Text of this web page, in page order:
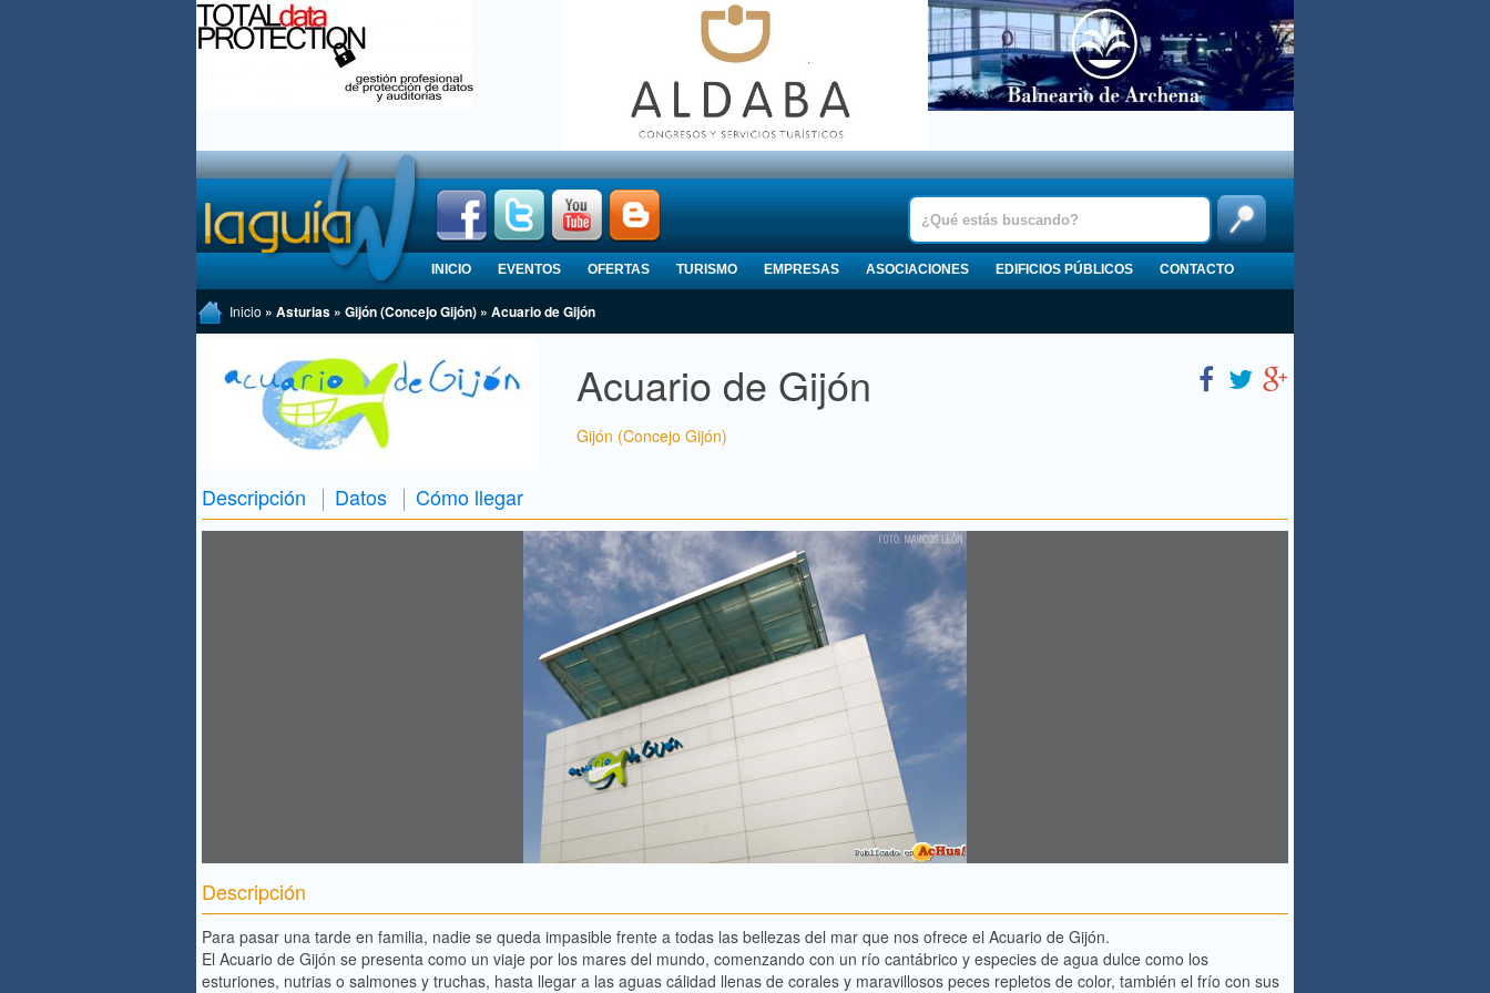
INICIO EVENTOS OFERTAS TURISMO EMPRESAS ASOCIACIONES EDIFICIOS PÚBLICOS CONTACTO
Inicio » Asturias » Gijón (Concejo Gijón) » Acuario de Gijón
Acuario de Gijón
Gijón (Concejo Gijón)
Descripción Datos Cómo llegar
Descripción
Para pasar una tarde en familia, nadie se queda impasible frente a todas las bellezas del mar que nos ofrece el Acuario de Gijón.
El Acuario de Gijón se presenta como un viaje por los mares del mundo, comenzando con un río cantábrico y especies de agua dulce como los
esturiones, nutrias o salmones y truchas, hasta llegar a las aguas cálidad llenas de corales y maravillosos peces repletos de color, también el frío con sus